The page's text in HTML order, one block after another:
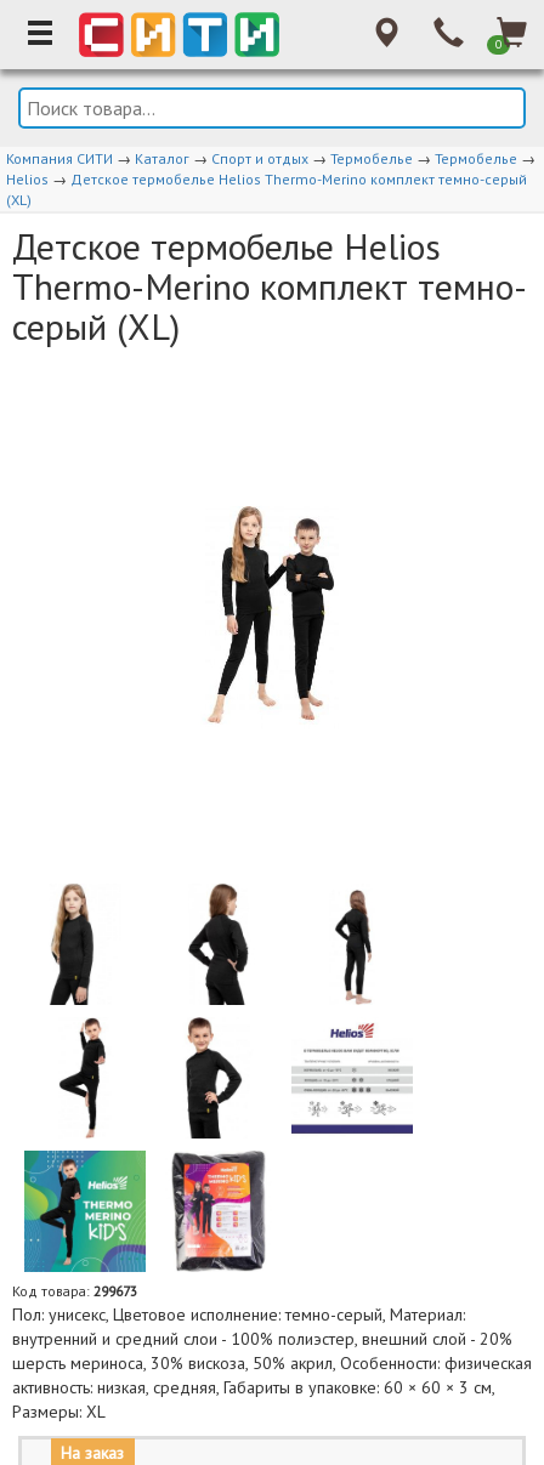
0
Компания СИТИ → Каталог → Спорт и отдых → Термобелье → Термобелье →
Helios → Детское термобелье Helios Thermo-Merino комплект темно-серый
(XL)
Детское термобелье Helios
Thermo-Merino комплект темно-
серый (XL)
Код товара: 299673
Пол: унисекс, Цветовое исполнение: темно-серый, Материал:
внутренний и средний слои - 100% полиэстер, внешний слой - 20%
шерсть мериноса, 30% вискоза, 50% акрил, Особенности: физическая
активность: низкая, средняя, Габариты в упаковке: 60 × 60 × 3 см,
Размеры: XL
На заказ